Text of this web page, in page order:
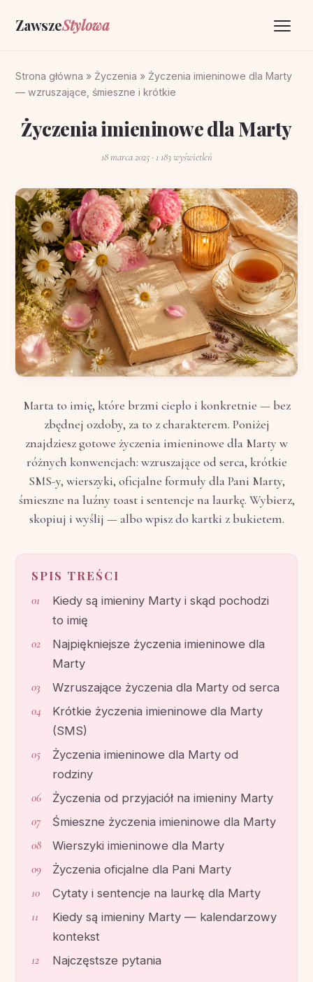
ZawszeStylowa
Życzenia
O portalu
Strona główna » Życzenia » Życzenia imieninowe dla Marty
— wzruszające, śmieszne i krótkie
Życzenia imieninowe dla Marty
18 marca 2025· 1 183 wyświetleń
Marta to imię, które brzmi ciepło i konkretnie — bez
zbędnej ozdoby, za to z charakterem. Poniżej
znajdziesz gotowe życzenia imieninowe dla Marty w
różnych konwencjach: wzruszające od serca, krótkie
SMS-y, wierszyki, oficjalne formuły dla Pani Marty,
śmieszne na luźny toast i sentencje na laurkę. Wybierz,
skopiuj i wyślij — albo wpisz do kartki z bukietem.
SPIS TREŚCI
Kiedy są imieniny Marty i skąd pochodzi
to imię
Najpiękniejsze życzenia imieninowe dla
Marty
Wzruszające życzenia dla Marty od serca
Krótkie życzenia imieninowe dla Marty
(SMS)
Życzenia imieninowe dla Marty od
rodziny
Życzenia od przyjaciół na imieniny Marty
Śmieszne życzenia imieninowe dla Marty
Wierszyki imieninowe dla Marty
Życzenia oficjalne dla Pani Marty
Cytaty i sentencje na laurkę dla Marty
Kiedy są imieniny Marty — kalendarzowy
kontekst
Najczęstsze pytania